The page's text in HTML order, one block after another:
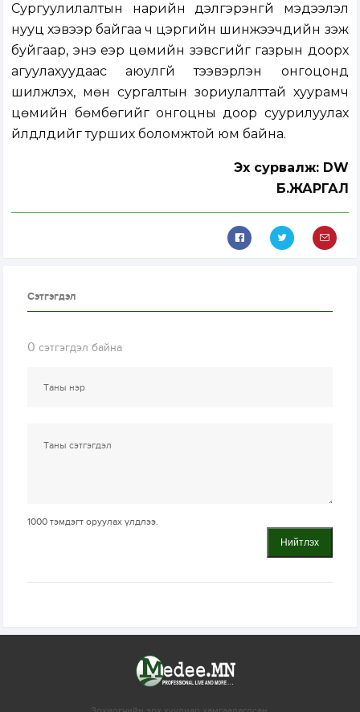
Сургуулилалтын нарийн дэлгэрэнгүй мэдээлэл
нууц хэвээр байгаа ч цэргийн шинжээчдийн үзэж
буйгаар, энэ үеэр цөмийн зэвсгийг газрын доорх
агуулахуудаас аюулгүй тээвэрлэн онгоцонд
шилжүүлэх, мөн сургалтын зориулалттай хуурамч
цөмийн бөмбөгийг онгоцны доор суурилуулах
үйлдлүүдийг турших боломжтой юм байна.
Эх сурвалж: DW
Б.ЖАРГАЛ
Сэтгэгдэл
0 сэтгэгдэл байна
1000 тэмдэгт оруулах үлдлээ.
Нийтлэх